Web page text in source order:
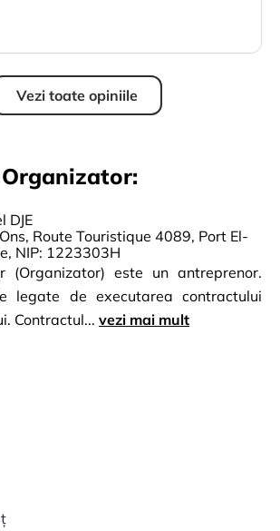
Vezi toate opiniile
DJE
Route Touristique 4089, Port El-
NIP: 1223303H
(Organizator) este un antreprenor.
legate de executarea contractului
Contractul... vezi mai mult